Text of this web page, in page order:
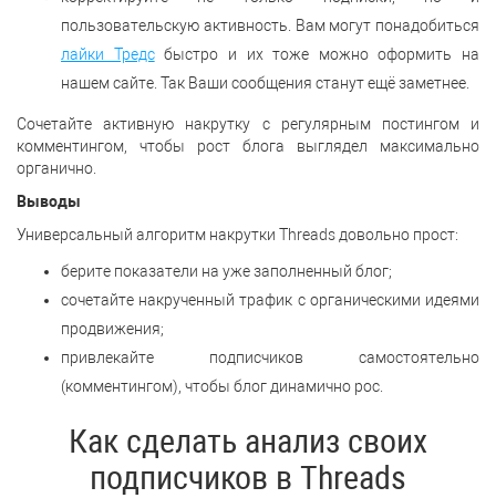
пользовательскую активность. Вам могут понадобиться
лайки Тредсбыстро и их тоже можно оформить на
нашем сайте. Так Ваши сообщения станут ещё заметнее.
Сочетайте активную накрутку с регулярным постингом и
комментингом, чтобы рост блога выглядел максимально
органично.
Выводы
Универсальный алгоритм накрутки Threads довольно прост:
берите показатели на уже заполненный блог;
сочетайте накрученный трафик с органическими идеями
продвижения;
привлекайте подписчиков самостоятельно
(комментингом), чтобы блог динамично рос.
Как сделать анализ своих
подписчиков в Threads